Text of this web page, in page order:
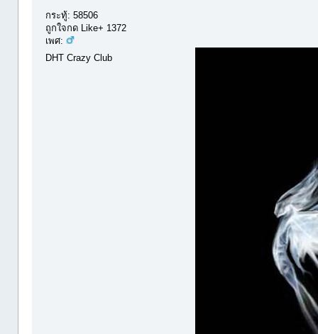
กระทู้: 58506
ถูกใจกด Like+ 1372
เพศ:
DHT Crazy Club